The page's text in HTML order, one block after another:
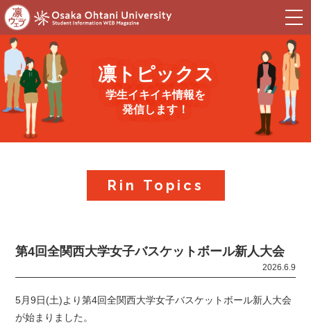
凛トピックス
学生イキイキ情報を
発信します！
Rin Topics
第4回全関西大学女子バスケットボール新人大会
2026.6.9
5月9日(土)より第4回全関西大学女子バスケットボール新人大会
が始まりました。